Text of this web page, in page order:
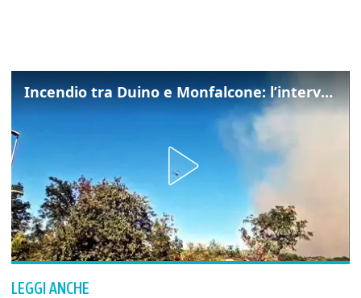
Incendio tra Duino e Monfalcone: l’intervento dei vigili del fuoco
LEGGI ANCHE